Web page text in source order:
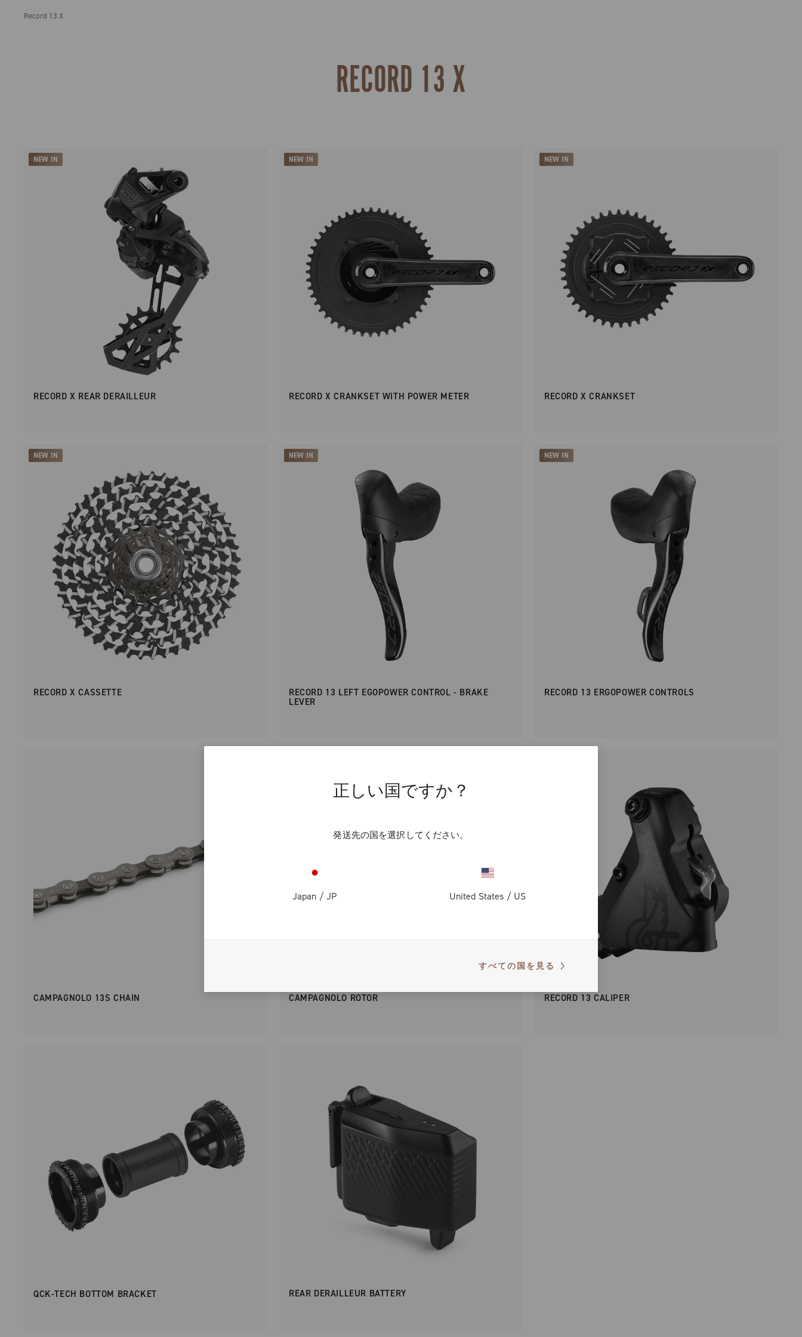
正しい国ですか？
発送先の国を選択してください。
Japan /JP United States / US
すべての国を見る
Record 13 X
RECORD 13 X
NEW IN
RECORD X REAR DERAILLEUR
NEW IN
RECORD X CRANKSET WITH POWER METER
NEW IN
RECORD X CRANKSET
NEW IN
RECORD X CASSETTE
NEW IN
RECORD 13 LEFT EGOPOWER CONTROL - BRAKE
LEVER
NEW IN
RECORD 13 ERGOPOWER CONTROLS
CAMPAGNOLO 13S CHAIN CAMPAGNOLO ROTOR RECORD 13 CALIPER
QCK-TECH BOTTOM BRACKET REAR DERAILLEUR BATTERY